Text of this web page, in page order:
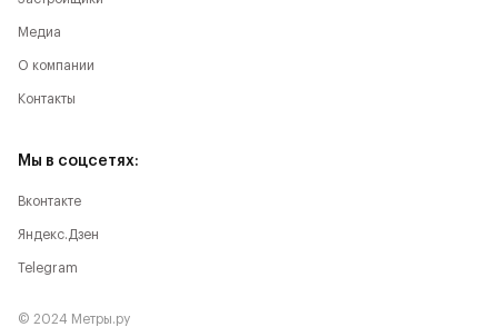
Медиа
О компании
Контакты
Мы в соцсетях:
Вконтакте
Яндекс.Дзен
Telegram
© 2024 Метры.ру